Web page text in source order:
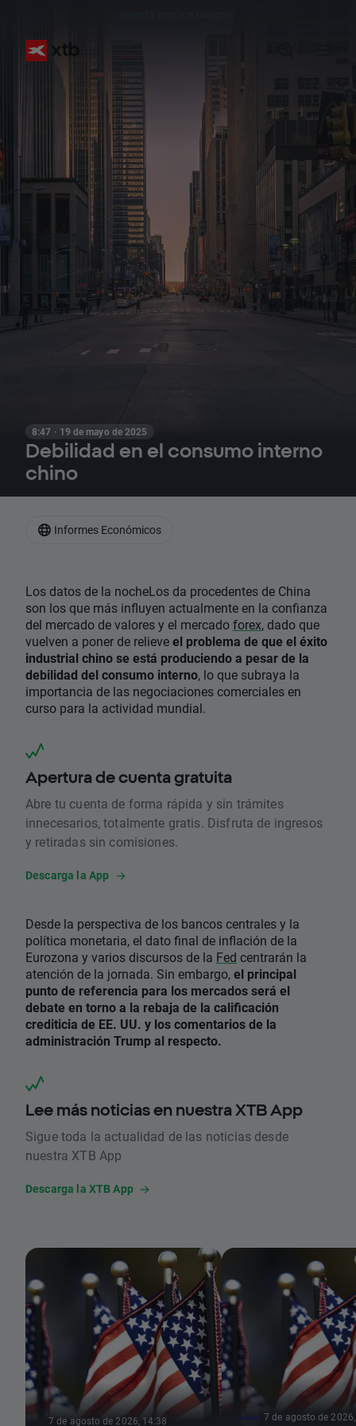
8:47 · 19 de mayo de 2025
Debilidad en el consumo interno
chino
Los datos de la nocheLos da procedentes de China
son los que más influyen actualmente en la confianza
del mercado de valores y el mercadoforex, dado que
vuelven a poner de relieveel problema de que el éxito
industrial chino se está produciendo a pesar de la
debilidad del consumo interno, lo que subraya la
importancia de las negociaciones comerciales en
curso para la actividad mundial.
Apertura de cuenta gratuita
Abre tu cuenta de forma rápida y sin trámites
innecesarios, totalmente gratis. Disfruta de ingresos
y retiradas sin comisiones.
Descarga la App
Desde la perspectiva de los bancos centrales y la
política monetaria, el dato final de inflación de la
Eurozona y varios discursos de la Fed centrarán la
atención de la jornada. Sin embargo,el principal
punto de referencia para los mercados será el
debate en torno a la rebaja de la calificación
crediticia de EE. UU. y los comentarios de la
administración Trump al respecto.
Lee más noticias en nuestra XTB App
Sigue toda la actualidad de las noticias desde
nuestra XTB App
Descarga la XTB App
7 de agosto de 2026, 14:38 7 de agosto de
Informes Económicos